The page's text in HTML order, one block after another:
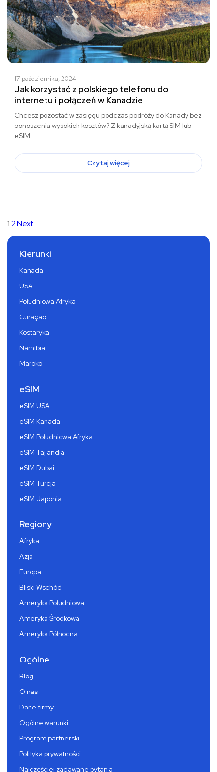
17 października, 2024
Jak korzystać z polskiego telefonu do
internetu i połączeń w Kanadzie
Chcesz pozostać w zasięgu podczas podróży do Kanady bez
ponoszenia wysokich kosztów? Z kanadyjską kartą SIM lub
eSIM.
Czytaj więcej
12Next
Kierunki
Kanada
USA
Południowa Afryka
Curaçao
Kostaryka
Namibia
Maroko
eSIM
eSIM USA
eSIM Kanada
eSIM Południowa Afryka
eSIM Tajlandia
eSIM Dubai
eSIM Turcja
eSIM Japonia
Regiony
Afryka
Azja
Europa
Bliski Wschód
Ameryka Południowa
Ameryka Środkowa
Ameryka Północna
Ogólne
Blog
O nas
Dane firmy
Ogólne warunki
Program partnerski
Polityka prywatności
Najczęściej zadawane pytania